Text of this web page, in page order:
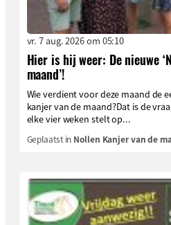
vr. 7 aug. 2026 om 05:10
Hier is hij weer: De nieuwe
maand’!
Wie verdient voor deze maand de
kanjer van de maand?Dat is de
elke vier weken stelt op...
Geplaatst in Nollen Kanjer van de